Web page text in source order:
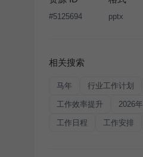
版权声明
条款，禁止任何
经投权许可任何人不得擅
#5125694 pptx
相关搜索
马年 行业工作计划
工作效率提升 2026
工作日程 工作安排